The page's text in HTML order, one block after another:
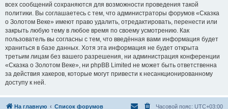
всех сообщений сохраняются для возможности проведения такой
политики. Вы соглашаетесь с тем, что администраторы форумов «Сказка
о Золотом Веке» имеют право удалить, отредактировать, перенести или
закрыть любую тему в любое время по своему усмотрению. Как
пользователь вы согласны с тем, что введённая вами информация будет
храниться в базе данных. Хотя эта информация не будет открыта
третьим лицам без вашего разрешения, ни администрация конференции
«Сказка о Золотом Веке», ни phpBB Limited не может быть ответственна
за действия хакеров, которые могут привести к несанкционированному
доступу к ней.
На главную Список форумов Часовой пояс: UTC+03:00